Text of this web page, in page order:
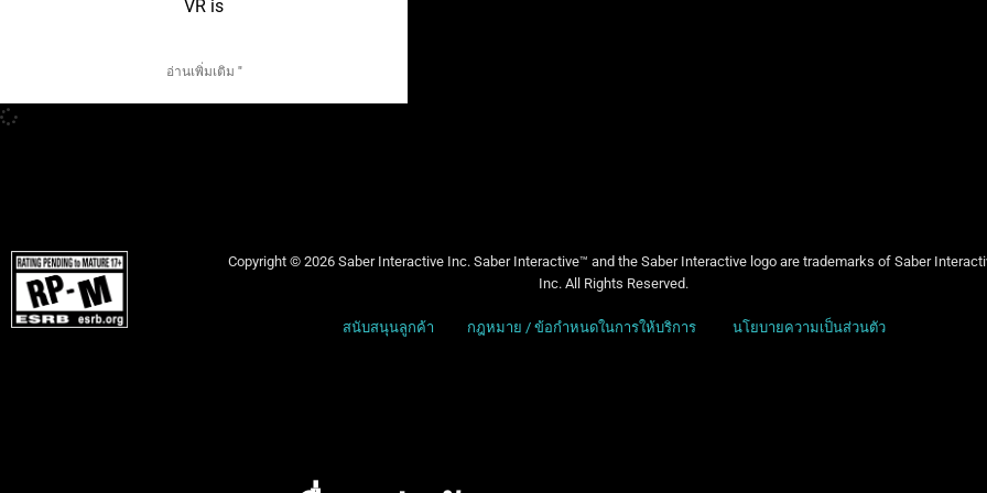
VR is
อ่านเพิ่มเติม "
Copyright © 2026 Saber Interactive Inc. Saber Interactive™ and the Saber Interactive logo are trademarks of Saber
Inc. All Rights Reserved.
สนับสนุนลูกค้า กฎหมาย / ข้อกำหนดในการให้บริการ นโยบายความเป็นส่วนตัว